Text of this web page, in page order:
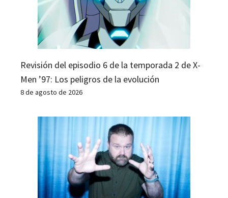
Revisión del episodio 6 de la temporada 2 de X-
Men ’97: Los peligros de la evolución
8 de agosto de 2026